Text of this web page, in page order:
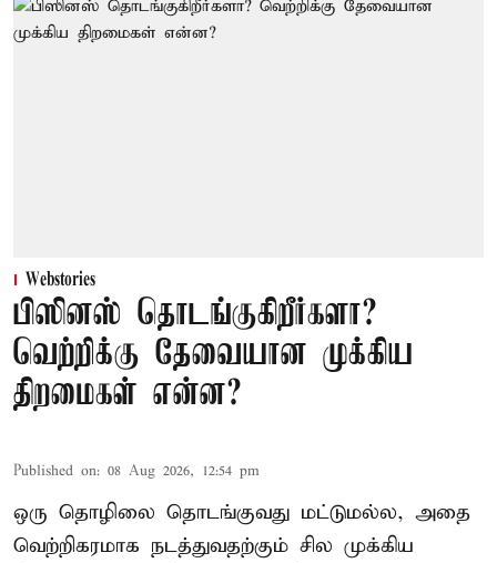
Webstories
பிஸினஸ் தொடங்குகிறீர்களா?
வெற்றிக்கு தேவையான முக்கிய
திறமைகள் என்ன?
Published on: 08 Aug 2026, 12:54 pm
ஒரு தொழிலை தொடங்குவது மட்டுமல்ல, அதை
வெற்றிகரமாக நடத்துவதற்கும் சில முக்கிய